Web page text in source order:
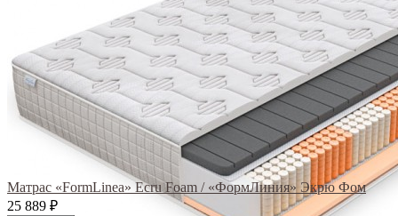
Матрас «FormLinea» Ecru Foam / «ФормЛиния» Экрю Фом
25 889 ₽